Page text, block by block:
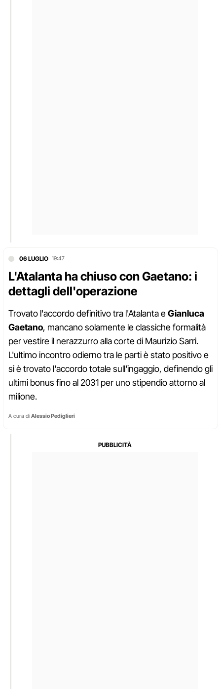
06 LUGLIO 19:47
L'Atalanta ha chiuso con Gaetano: i
dettagli dell'operazione
Trovato l'accordo definitivo tra l'Atalanta eGianluca
Gaetano, mancano solamente le classiche formalità
per vestire il nerazzurro alla corte di Maurizio Sarri.
L'ultimo incontro odierno tra le parti è stato positivo e
si è trovato l'accordo totale sull'ingaggio, definendo gli
ultimi bonus fino al 2031 per uno stipendio attorno al
milione.
A cura di Alessio Pediglieri